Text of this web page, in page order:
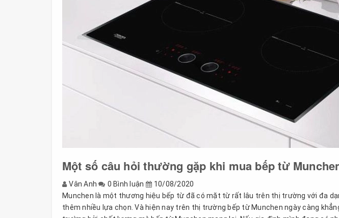
Một số câu hỏi thường gặp khi mua bếp từ
Vân Anh 0 Bình luận
10/08/2020
Munchen là một thương hiệu bếp từ đã có mặt từ rất lâu trên thị trường với đa
thêm nhiều lựa chọn. Và hiện nay trên thị trường bếp từ Munchen ngày càng